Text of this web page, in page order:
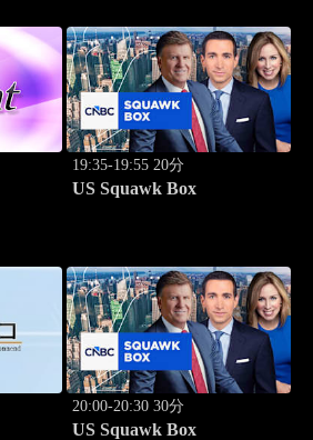
19:35-19:55 20分
US Squawk Box
20:00-20:30 30分
US Squawk Box